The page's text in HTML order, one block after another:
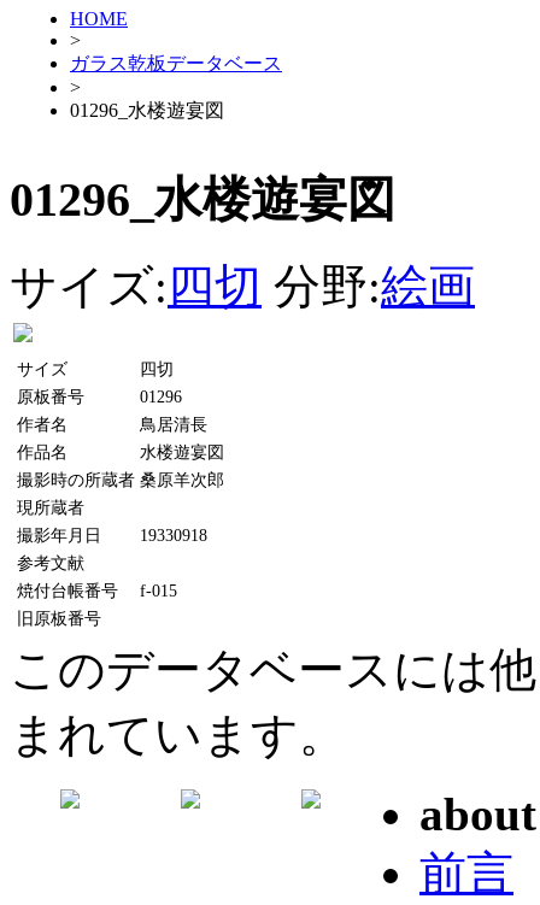
HOME
>
ガラス乾板データベース
>
01296_水楼遊宴図
01296_水楼遊宴図
サイズ: 四切 分野:絵画
サイズ
四切
原板番号
01296
作者名
鳥居清長
作品名
水楼遊宴図
撮影時の所蔵者 桑原羊次郎
現所蔵者
撮影年月日
19330918
参考文献
焼付台帳番号
f-015
旧原板番号
このデータベースには
まれています。
about
前言